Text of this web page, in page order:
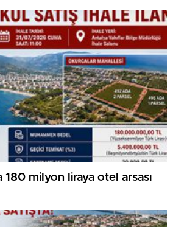
180 milyon liraya otel arsası